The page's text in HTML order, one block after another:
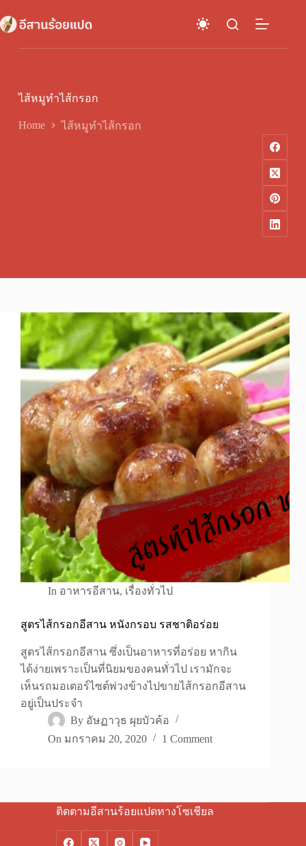
to
content
ไส้หมูทำไส้กรอก
Home ไส้หมูทำไส้กรอก
In อาหารอีสาน, เรื่องทั่วไป
สูตรไส้กรอกอีสาน หนังกรอบ รสชาติอร่อย
สูตรไส้กรอกอีสาน ซึ่งเป็นอาหารที่อร่อย หากิน
ได้ง่ายเพราะเป็นที่นิยมของคนทั่วไป เรามักจะ
เห็นรถมอเตอร์ไซต์พ่วงข้างไปขายไส้กรอกอีสาน
อยู่เป็นประจำ
By อัษฏาวุธ ผุยบัวค้อ
On มกราคม 20, 2020 1 Comment
ติดตามอีสานร้อยแปดทางโซเชียล